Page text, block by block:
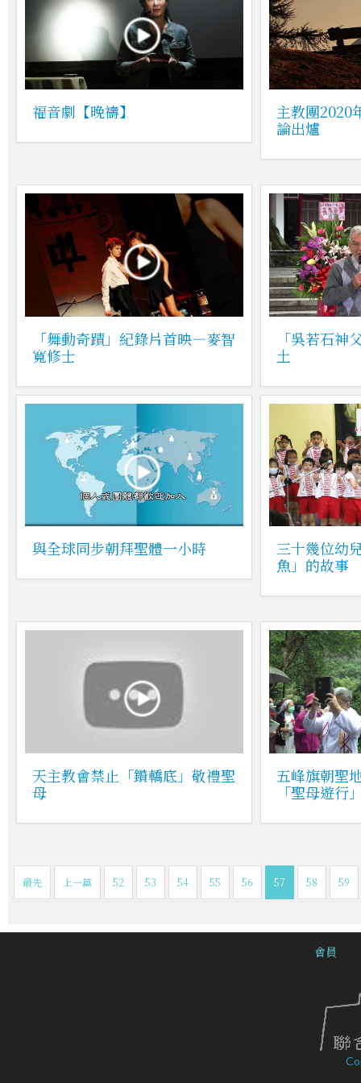
福音劇【晚禱】
主教團2020
論出爐
「舞動奇蹟」紀錄片首映—麥智
寬修士
「吳若石神
土
與全球同步朝拜聖體一小時
三十幾位幼
魚」的故事
天主教會禁止「鑽轎底」敬禮聖
母
五峰旗朝聖
「聖母遊行
最先 上一篇 52 53 54 55 56 57 58 59
會員